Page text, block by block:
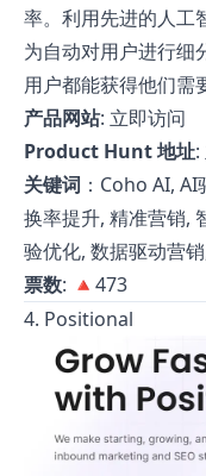
率。利用先进的人工
为自动对用户进行细
用户都能获得他们需
产品网站: 立即访问
Product Hunt 地址:
关键词 ：Coho AI,
换率提升, 精准营销,
验优化, 数据驱动营
票数: 🔺473
4. Positional